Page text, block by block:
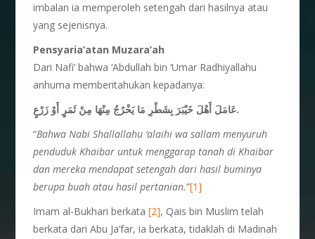
imbalan ia memperoleh setengah dari hasilnya atau
yang sejenisnya.
Pensyaria’atan Muzara’ah
Dari Nafi’ bahwa ‘Abdullah bin ‘Umar Radhiyallahu
anhuma memberitahukan kepadanya:
عَامَلَ أَهْلَ خَيْبَرَ بِشَطْرِ مَا يَخْرُجُ مِنْهَا مِنْ ثَمَرٍ أَوْ زَرْعٍ.
“Bahwa Nabi Shallallahu ‘alaihi wa sallam menyuruh
penduduk Khaibar untuk menggarap tanah di Khaibar
dan mereka mendapat setengah dari hasil buminya
berupa buah atau hasil pertanian.”[1]
Imam al-Bukhari berkata[2], Qais bin Muslim telah
berkata dari Abu Ja’far, ia berkata, tidaklah di Madinah